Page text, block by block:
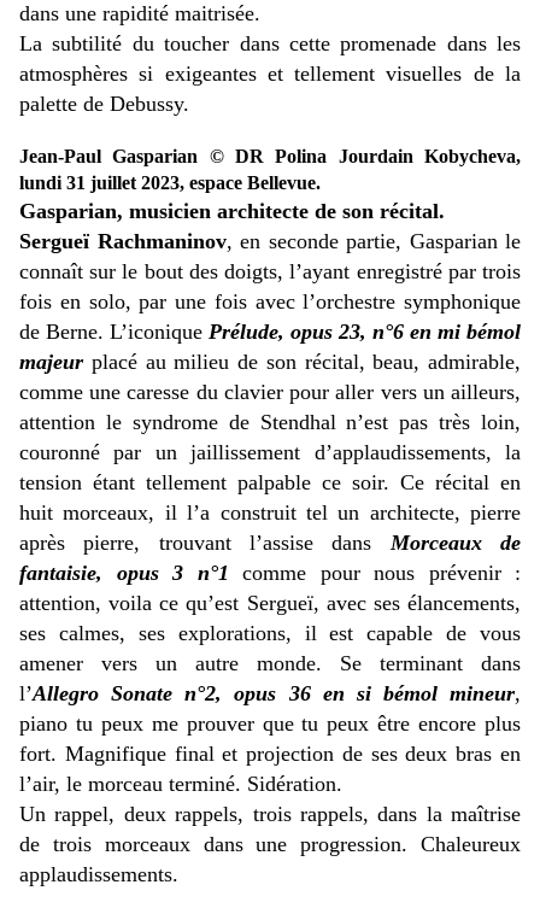
dans une rapidité maitrisée.
La subtilité du toucher dans cette promenade dans les
atmosphères si exigeantes et tellement visuelles de la
palette de Debussy.
Jean-Paul Gasparian © DR Polina Jourdain Kobycheva,
lundi 31 juillet 2023, espace Bellevue.
Gasparian, musicien architecte de son récital.
Sergueï Rachmaninov, en seconde partie, Gasparian le
connaît sur le bout des doigts, l’ayant enregistré par trois
fois en solo, par une fois avec l’orchestre symphonique
de Berne. L’iconique Prélude, opus 23, n°6 en mi bémol
majeur placé au milieu de son récital, beau, admirable,
comme une caresse du clavier pour aller vers un ailleurs,
attention le syndrome de Stendhal n’est pas très loin,
couronné par un jaillissement d’applaudissements, la
tension étant tellement palpable ce soir. Ce récital en
huit morceaux, il l’a construit tel un architecte, pierre
après pierre, trouvant l’assise dansMorceaux de
fantaisie, opus 3 n°1 comme pour nous prévenir :
attention, voila ce qu’est Sergueï, avec ses élancements,
ses calmes, ses explorations, il est capable de vous
amener vers un autre monde. Se terminant dans
l’Allegro Sonate n°2, opus 36 en si bémol mineur,
piano tu peux me prouver que tu peux être encore plus
fort. Magnifique final et projection de ses deux bras en
l’air, le morceau terminé. Sidération.
Un rappel, deux rappels, trois rappels, dans la maîtrise
de trois morceaux dans une progression. Chaleureux
applaudissements.